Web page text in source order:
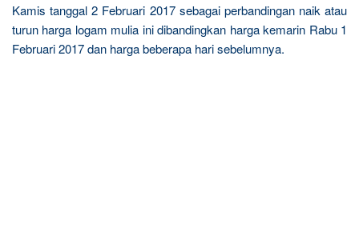
Kamis tanggal 2 Februari 2017 sebagai perbandingan naik atau
turun harga logam mulia ini dibandingkan harga kemarin Rabu 1
Februari 2017 dan harga beberapa hari sebelumnya.